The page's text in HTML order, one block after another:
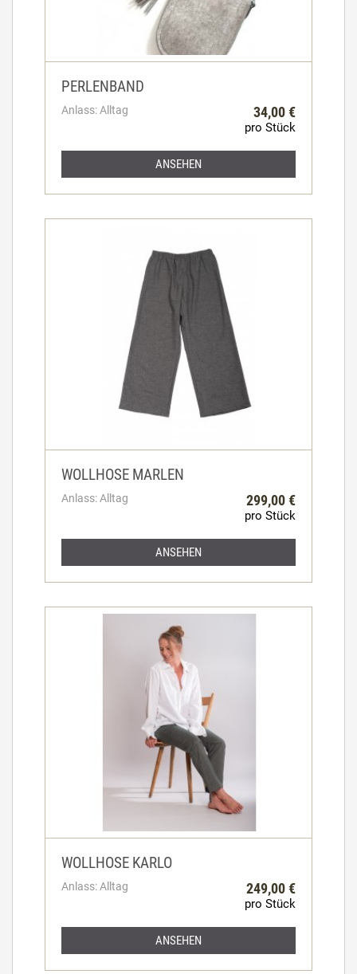
PERLENBAND
Anlass: Alltag 34,00 €
pro Stück
ANSEHEN
WOLLHOSE MARLEN
Anlass: Alltag 299,00 €
pro Stück
ANSEHEN
WOLLHOSE KARLO
Anlass: Alltag 249,00 €
pro Stück
ANSEHEN